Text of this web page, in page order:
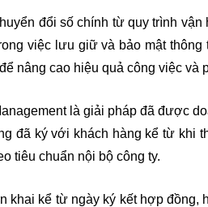
đổi số chính từ quy trình
việc lưu giữ và bảo mật
nâng cao hiệu quả công việc và
là giải pháp đã được
đã ký với khách hàng kể từ khi
tiêu chuẩn nội bộ công ty.
khai kể từ ngày ký kết hợp đồng,